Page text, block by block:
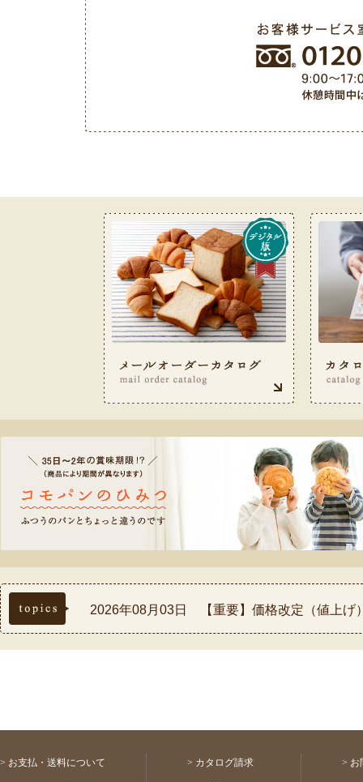
お客様サービス室フリーダイヤル 0120-487-050（
topics
2026年08月03日 【重要】価格改定（値上げ
2026年07月30日 【重要】熊本県熊本地方を
2026年07月17日 ◆お盆休み中の配送スケジ
> お支払・送料について > カタログ請求 > お